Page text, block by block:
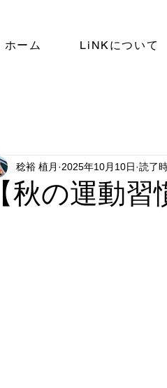
ホーム LiNKについて
【秋の運動習
稔裕 植月 2025年10月10日 読了